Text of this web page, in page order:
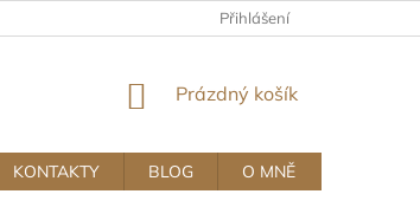
OBCHODNÍ A REKLAMAČNÍ PODMÍNKY
Přihlášení
NÁKUPNÍ
Prázdný košík
KONTAKTY BLOG
O MNĚ